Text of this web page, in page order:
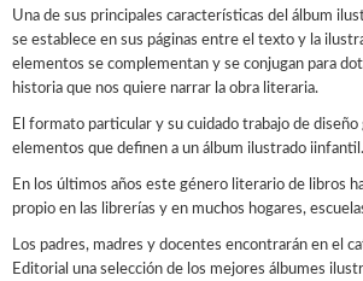
NUESTRAS COLECCIONES
Guardianes de los sueños
La guàrdia dels mites
Juvenil gràfica
Una de sus principales características del álbum
se establece en sus páginas entre el texto y la
elementos se complementan y se conjugan para
historia que nos quiere narrar la obra literaria.
El formato particular y su cuidado trabajo de
elementos que definen a un álbum ilustrado iinfantil.
En los últimos años este género literario de libros
propio en las librerías y en muchos hogares,
Los padres, madres y docentes encontrarán en el
Editorial una selección de los mejores álbumes